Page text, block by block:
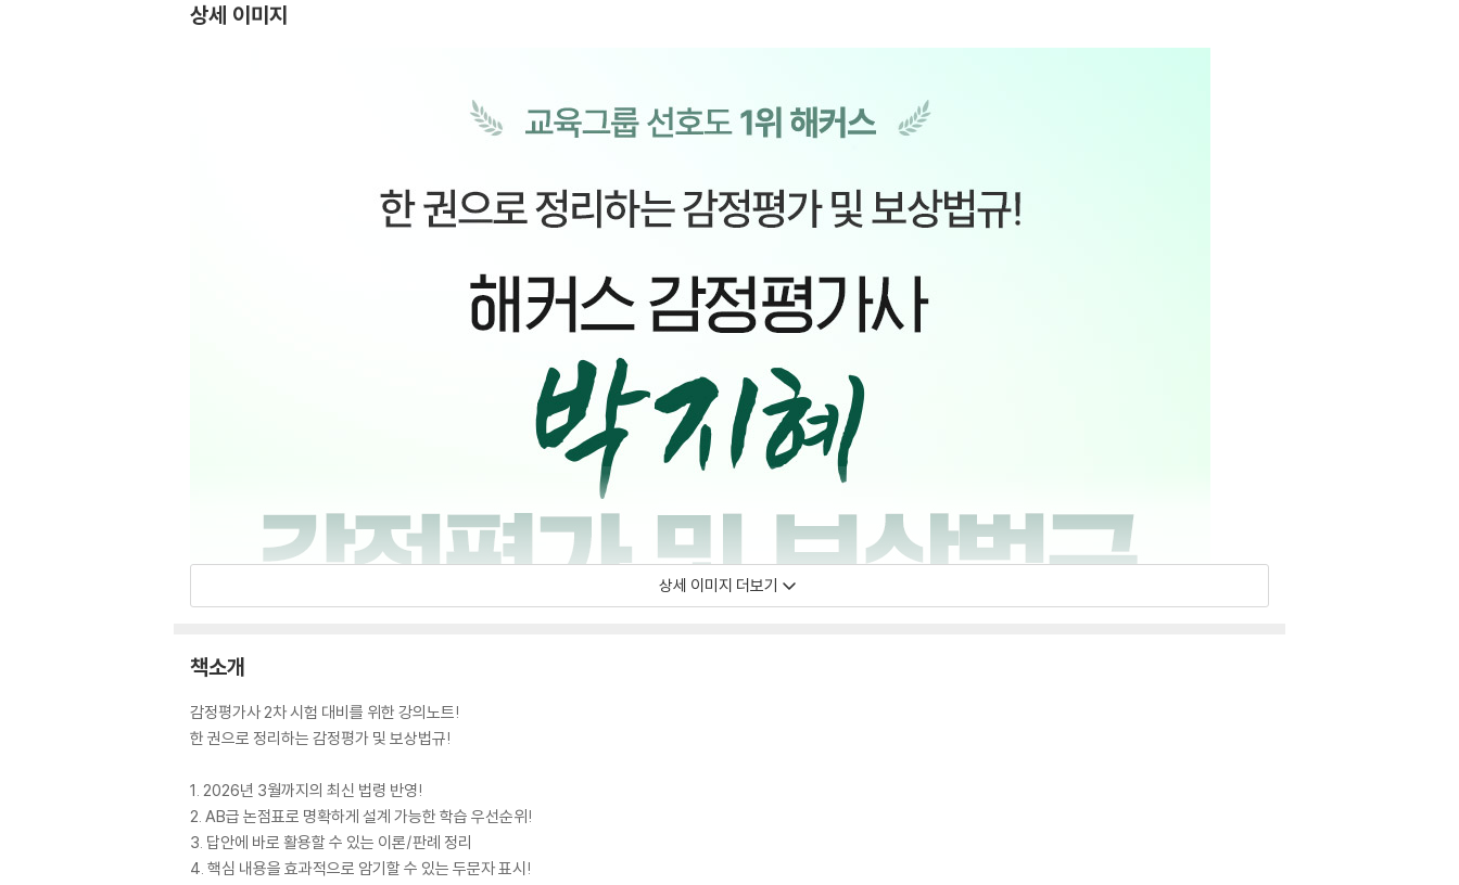
상세 이미지
상세 이미지 더보기
책소개
감정평가사 2차 시험 대비를 위한 강의노트!
한 권으로 정리하는 감정평가 및 보상법규!
1. 2026년 3월까지의 최신 법령 반영!
2. AB급 논점표로 명확하게 설계 가능한 학습 우선순위!
3. 답안에 바로 활용할 수 있는 이론/판례 정리
4. 핵심 내용을 효과적으로 암기할 수 있는 두문자 표시!